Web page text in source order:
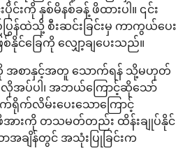
းကို နှစ်မိနစ်ခန့် ဖိထားပါ။ ၎င်း
န်ထဲသို့ စီးဆင်းခြင်းမှ ကာကွယ်ပေး
စ်နိုင်ခြေကို လျှော့ချပေးသည်။
အစာနှင့်အတူ သောက်ရန် သို့မဟုတ်
လိုအပ်ပါ၊ အဘယ်ကြောင့်ဆိုသော်
က်လိမ်းပေးသောကြောင့်
အားကို တသမတ်တည်း ထိန်းချုပ်နိုင်
အချိန်တွင် အသုံးပြုခြင်းက